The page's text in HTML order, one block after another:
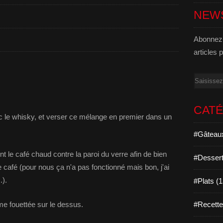
le whisky, et verser ce mélange en premier dans un
le café chaud contre la paroi du verre afin de bien
(pour nous ça n'a pas fonctionné mais bon, j'ai
fouettée sur le dessus.
articles
Email
#Plats